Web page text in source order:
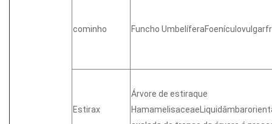
cominho Funcho
Estirax
Árvore de estiraque